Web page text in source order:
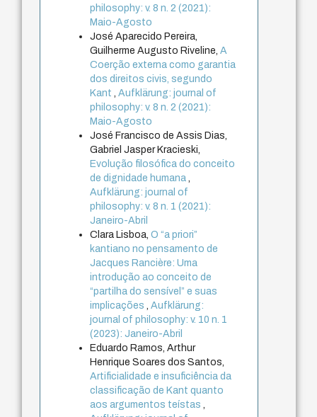
philosophy: v. 8 n. 2 (2021):
Maio-Agosto
José Aparecido Pereira,
Guilherme Augusto Riveline,A
Coerção externa como garantia
dos direitos civis, segundo
Kant
,Aufklärung: journal of
philosophy: v. 8 n. 2 (2021):
Maio-Agosto
José Francisco de Assis Dias,
Gabriel Jasper Kracieski,
Evolução filosófica do conceito
de dignidade humana
Aufklärung: journal of
philosophy: v. 8 n. 1 (2021):
Janeiro-Abril
Clara Lisboa,O “a priori”
kantiano no pensamento de
Jacques Rancière: Uma
introdução ao conceito de
“partilha do sensível” e suas
implicações
,Aufklärung:
journal of philosophy: v. 10 n. 1
(2023): Janeiro-Abril
Eduardo Ramos, Arthur
Henrique Soares dos Santos,
Artificialidade e insuficiência da
classificação de Kant quanto
aos argumentos teístas